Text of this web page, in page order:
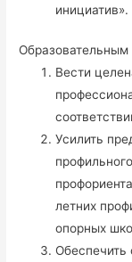
инициатив».
Вести
Усилить
летних
опорных
Обеспечить